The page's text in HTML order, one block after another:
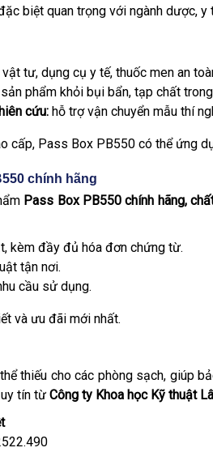
biệt quan trọng với ngành dược, y
vật tư, dụng cụ y tế, thuốc men an
phẩm khỏi bụi bẩn, tạp chất
cứu: hỗ trợ vận chuyển mẫu thí
cấp, Pass Box PB550 có thể ứng
chính hãng
Pass Box PB550 chính hãng,
kèm đầy đủ hóa đơn chứng từ.
tận nơi.
cầu sử dụng.
và ưu đãi mới nhất.
thiếu cho các phòng sạch, giúp
tín từ Công ty Khoa học Kỹ thuật